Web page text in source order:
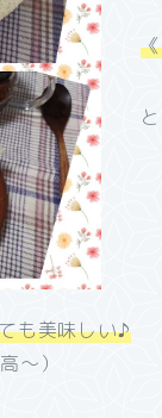
も美味しい♪
～）